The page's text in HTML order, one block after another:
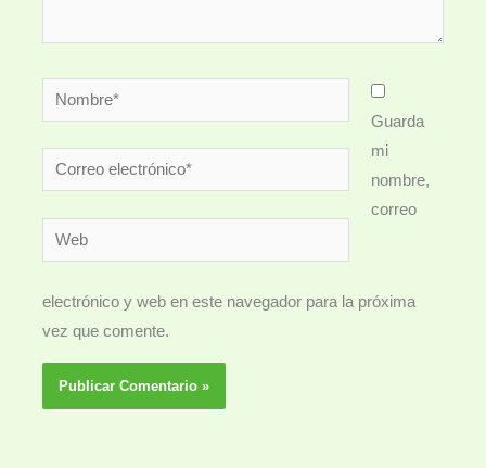
Nombre*
Correo
electrónico*
Web
Guarda
mi
nombre,
correo
electrónico y web en este navegador para la próxima
vez que comente.